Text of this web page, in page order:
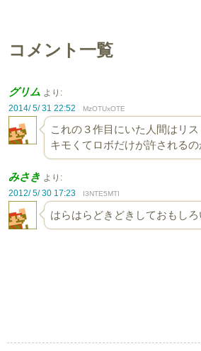
コメント一覧
グリム より:
2014/ 5/ 31 22:52
MzOTUxOTE
これの３作目にいた人間はリ
キモくてロボだけが許されるの
みさき より:
2012/ 5/ 30 17:23
I3NTE5MTI
はらはらどきどきしておもしろ